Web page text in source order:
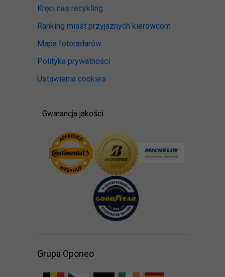
Kręci nas recykling
Ranking miast przyjaznych kierowcom
Mapa fotoradarów
Polityka prywatności
Ustawienia cookies
Gwarancja jakości
Grupa Oponeo